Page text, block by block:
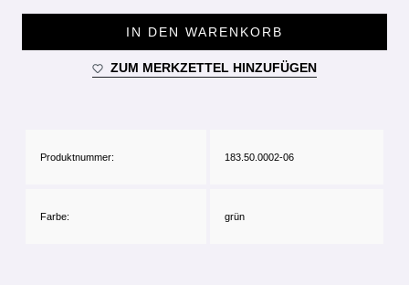
IN DEN WARENKORB
ZUM MERKZETTEL HINZUFÜGEN
Produktnummer: 183.50.0002-06
Farbe: grün